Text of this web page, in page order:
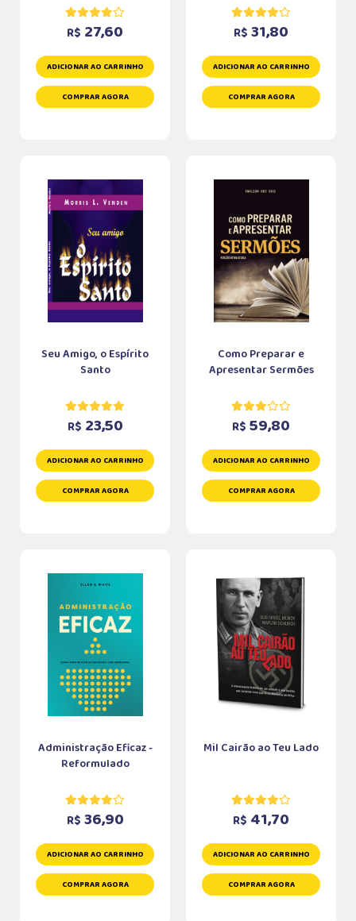
R$ 27,60
ADICIONAR AO CARRINHO
COMPRAR AGORA
R$ 31,80
ADICIONAR AO CARRINHO
COMPRAR AGORA
Seu Amigo, o Espírito
Santo
R$ 23,50
ADICIONAR AO CARRINHO
COMPRAR AGORA
Como Preparar e
Apresentar Sermões
R$ 59,80
ADICIONAR AO CARRINHO
COMPRAR AGORA
Administração Eficaz -
Reformulado
R$ 36,90
ADICIONAR AO CARRINHO
COMPRAR AGORA
Mil Cairão ao Teu Lado
R$ 41,70
ADICIONAR AO CARRINHO
COMPRAR AGORA